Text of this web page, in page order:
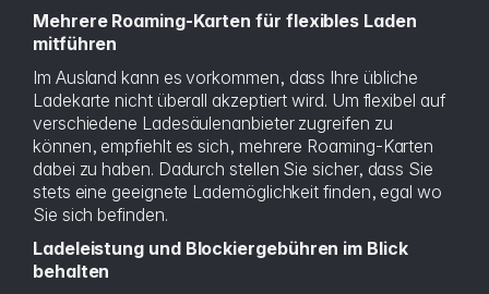
Mehrere Roaming-Karten für flexibles Laden
mitführen
Im Ausland kann es vorkommen, dass Ihre übliche
Ladekarte nicht überall akzeptiert wird. Um flexibel auf
verschiedene Ladesäulenanbieter zugreifen zu
können, empfiehlt es sich, mehrere Roaming-Karten
dabei zu haben. Dadurch stellen Sie sicher, dass Sie
stets eine geeignete Lademöglichkeit finden, egal wo
Sie sich befinden.
Ladeleistung und Blockiergebühren im Blick
behalten